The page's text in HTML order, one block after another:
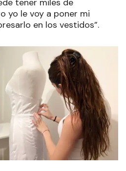
tener miles de
yo le voy a poner mi
en los vestidos”.